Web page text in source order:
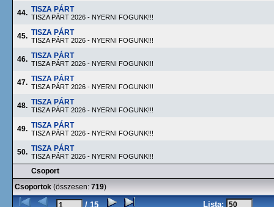
44. TISZA PÁRT
TISZA PÁRT 2026 - NYERNI FOGUNK!!!
45. TISZA PÁRT
TISZA PÁRT 2026 - NYERNI FOGUNK!!!
46. TISZA PÁRT
TISZA PÁRT 2026 - NYERNI FOGUNK!!!
47. TISZA PÁRT
TISZA PÁRT 2026 - NYERNI FOGUNK!!!
48. TISZA PÁRT
TISZA PÁRT 2026 - NYERNI FOGUNK!!!
49. TISZA PÁRT
TISZA PÁRT 2026 - NYERNI FOGUNK!!!
50. TISZA PÁRT
TISZA PÁRT 2026 - NYERNI FOGUNK!!!
Csoport
Csoportok (összesen: 719)
/ 15 Lista: